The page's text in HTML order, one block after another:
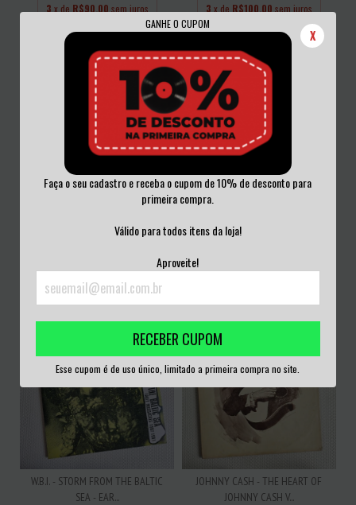
GANHE O CUPOM
X
Faça o seu cadastro e receba o cupom de 10% de desconto para
primeira compra.
Válido para todos itens da loja!
Aproveite!
RECEBER CUPOM
Esse cupom é de uso único, limitado a primeira compra no site.
3 x de R$90,00 sem juros 3 x de R$100,00 sem juros
R$50,00
DONE VINIL 1...
W.B.I. - STORM FROM THE BALTIC
SEA - EAR...
JOHNNY CASH - THE HEART OF
JOHNNY CASH V...